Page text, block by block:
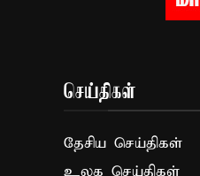
செய்திகள்
தேசிய செய்திகள்
உலக செய்திகள்